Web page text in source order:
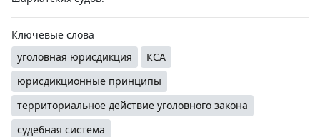
Ключевые слова
уголовная юрисдикция
КСА
юрисдикционные принципы
территориальное действие уголовного закона
судебная система